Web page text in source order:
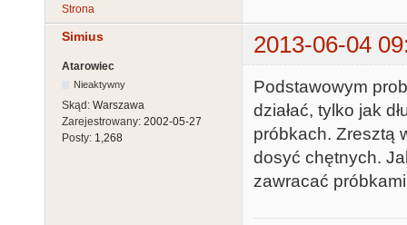
Strona
Simius 2013-06-04
Atarowiec
Nieaktywny
Skąd: Warszawa
Zarejestrowany: 2002-05-27
Posty: 1,268
Podstawowym
działać, tylko jak
próbkach. Zresztą
dosyć chętnych.
zawracać